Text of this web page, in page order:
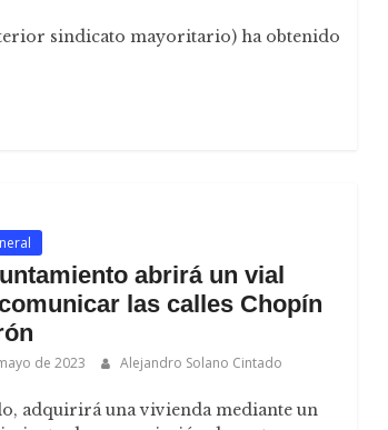
sindicato mayoritario) ha obtenido
abrirá un vial
las calles Chopín
de 2023 Alejandro Solano Cintado
adquirirá una vivienda mediante un